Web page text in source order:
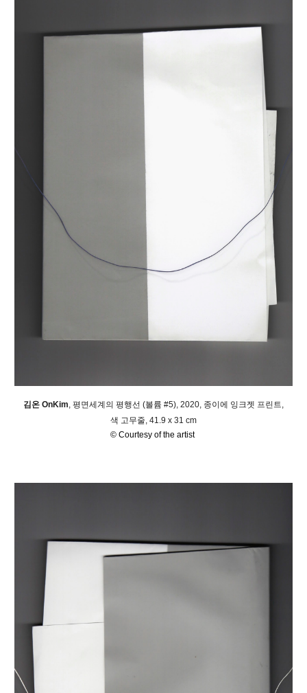
김온 OnKim, 평면세계의 평행선 (볼륨 #5), 2020, 종이에 잉크젯 프린트,
색 고무줄, 41.9 x 31 cm
© Courtesy of the artist